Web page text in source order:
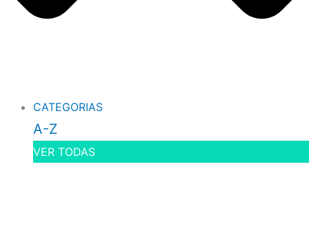
CATEGORIAS
A-Z
VER TODAS